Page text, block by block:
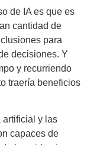
de IA es que es
cantidad de
para
decisiones. Y
y recurriendo
traería beneficios
artificial y las
capaces de